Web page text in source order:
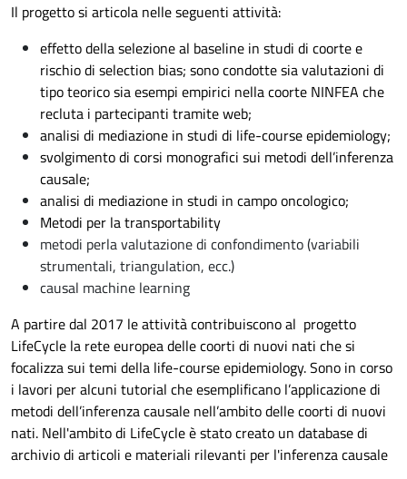
Il progetto si articola nelle seguenti attività:
effetto della selezione al baseline in studi di coorte e
rischio di selection bias; sono condotte sia valutazioni di
tipo teorico sia esempi empirici nella coorte NINFEA che
recluta i partecipanti tramite web;
analisi di mediazione in studi di life-course epidemiology;
svolgimento di corsi monografici sui metodi dell’inferenza
causale;
analisi di mediazione in studi in campo oncologico;
Metodi per la transportability
metodi perla valutazione di confondimento (variabili
strumentali, triangulation, ecc.)
causal machine learning
A partire dal 2017 le attività contribuiscono al progetto
LifeCycle la rete europea delle coorti di nuovi nati che si
focalizza sui temi della life-course epidemiology. Sono in corso
i lavori per alcuni tutorial che esemplificano l’applicazione di
metodi dell’inferenza causale nell’ambito delle coorti di nuovi
nati. Nell'ambito di LifeCycle è stato creato un database di
archivio di articoli e materiali rilevanti per l'inferenza causale